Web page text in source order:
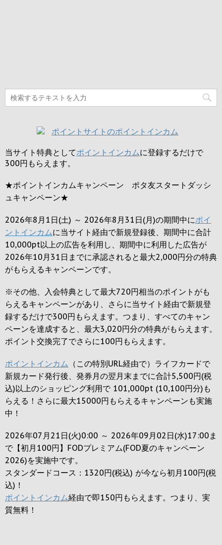
当サイト特典としてポイントインカムに登録するだけで
300円 もらえます。
★ポイントインカムキャンペーン ポタ友スタートダッシ
ュキャンペーン★
2026年8月1日(土) ～ 2026年8月31日(月)の期間中にポイ
ントインカムに当サイト経由で新規登録後、期間中に合計
10,000pt以上の広告を利用し、期間中に利用した広告が
2026年10月31日までに承認されると最大2,000円分の特典
がもらえるキャンペーンです。
※その他、入会特典として最大720円相当のポイントがも
らえるキャンペーンがあり、さらに当サイト経由で新規登
録するだけで300円 もらえます。つまり、すべてのキャン
ペーンを達成すると、最大3,020円分の特典がもらえます。
ポイント交換完了でさらに100円 もらえます。
ポイントインカム （この特別URL経由で）ライフカードで
新規カード発行後、発券月の翌月末までに合計5,500円(税
込)以上のショッピング利用で 101,000pt (10,100円分)も
らえる！さらに最大15000円もらえるキャンペーンも実施
中！
2026年07月21日(火)0:00 ～ 2026年09月02日(水)17:00ま
で【初月100円】FODプレミアム(FOD夏のキャンペーン
2026)を実施中です。
スタンダードコース：1320円(税込) が今なら初月100円(税
込)！
ポイントインカム経由で即150円もらえます。つまり、実
質無料！